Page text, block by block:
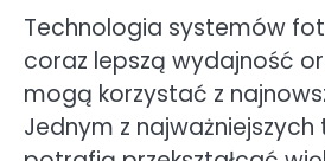
Technologia systemów
coraz lepszą wydajność
mogą korzystać z
Jednym z